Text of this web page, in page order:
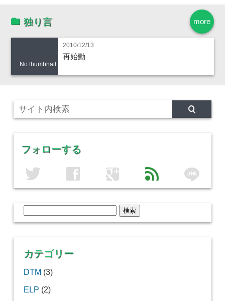
more
独り言
No thumbnail
2010/12/13
再始動
フォローする
twitter facebook google feed line
索:
カテゴリー
DTM (3)
ELP (2)